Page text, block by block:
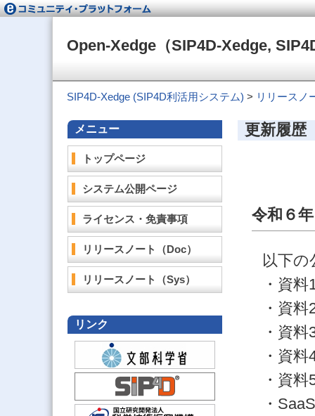
Open-Xedge（SIP4D-Xedge,
SIP4D-Xedge (SIP4D利活用システム) > リリースノ
メニュー
トップページ
システム公開ページ
ライセンス・免責事項
リリースノート（Doc）
リリースノート（Sys）
リンク
更新履歴
令和６
以下
・資
・資
・資
・資
・資
・